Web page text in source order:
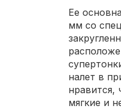
Ее
мм со
налет в
нравится,
мягкие и